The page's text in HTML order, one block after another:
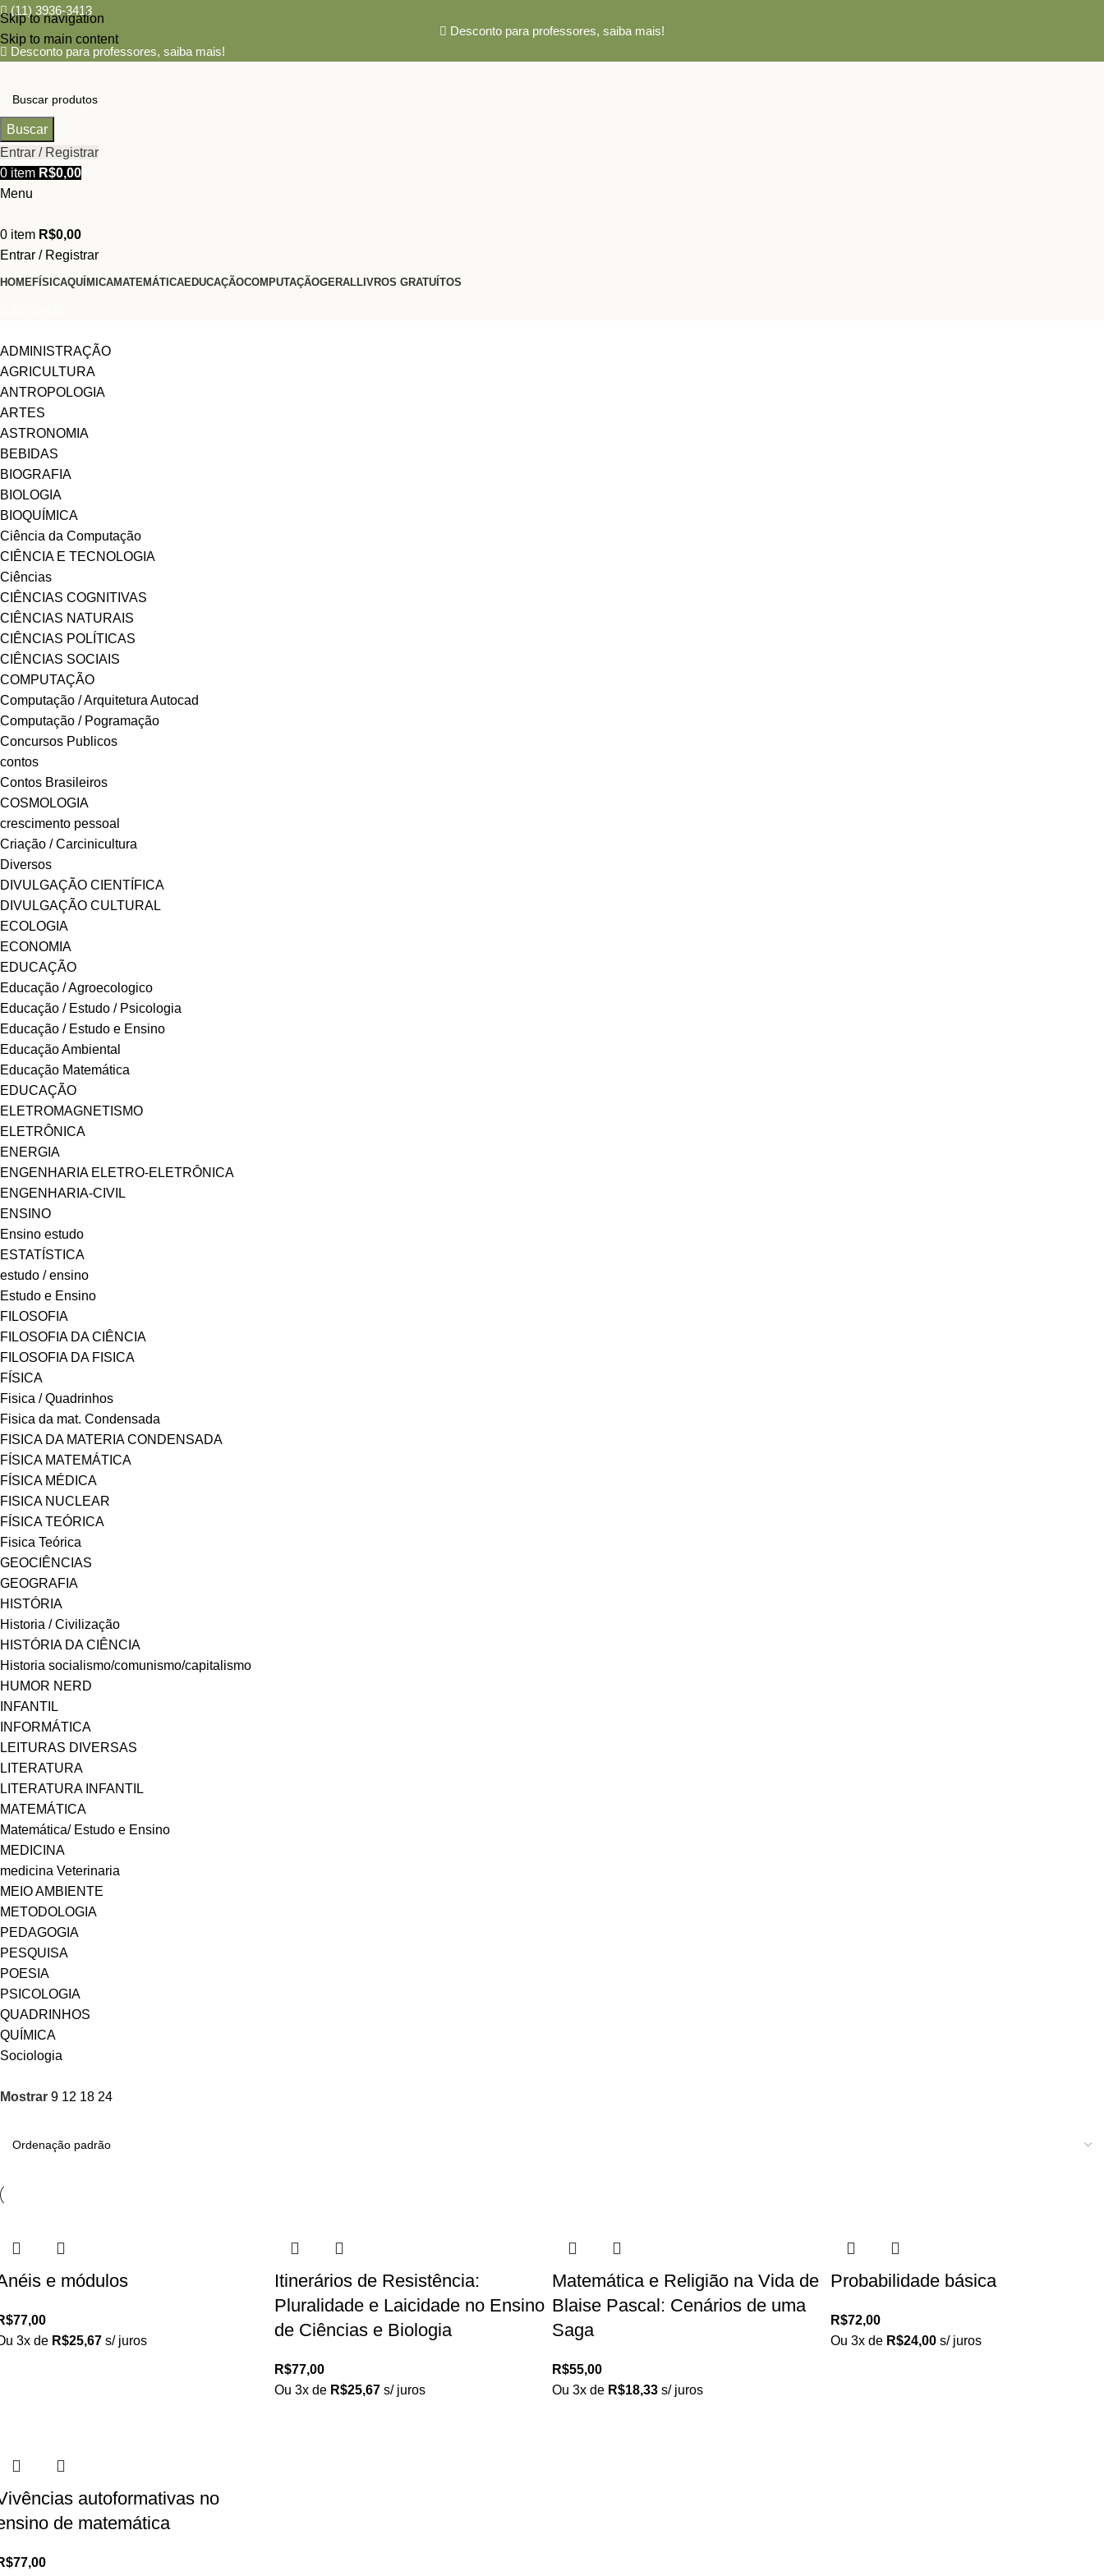
Skip to navigation
Skip to main content
(11) 3936-3413
Desconto para professores, saiba mais!
Desconto para professores, saiba mais!
Buscar
Entrar / Registrar
0 item R$0,00
Menu
0 item R$0,00
Entrar / Registrar
HOMEFÍSICAQUÍMICAMATEMÁTICAEDUCAÇÃOCOMPUTAÇÃOGERALLIVROS GRATUÍTOS
ADMINISTRAÇÃO
AGRICULTURA
ANTROPOLOGIA
ARTES
ASTRONOMIA
BEBIDAS
BIOGRAFIA
BIOLOGIA
BIOQUÍMICA
Ciência da Computação
CIÊNCIA E TECNOLOGIA
Ciências
CIÊNCIAS COGNITIVAS
CIÊNCIAS NATURAIS
CIÊNCIAS POLÍTICAS
CIÊNCIAS SOCIAIS
COMPUTAÇÃO
Computação / Arquitetura Autocad
Computação / Pogramação
Concursos Publicos
contos
Contos Brasileiros
COSMOLOGIA
crescimento pessoal
Criação / Carcinicultura
Diversos
DIVULGAÇÃO CIENTÍFICA
DIVULGAÇÃO CULTURAL
ECOLOGIA
ECONOMIA
EDUCAÇÃO
Educação / Agroecologico
Educação / Estudo / Psicologia
Educação / Estudo e Ensino
Educação Ambiental
Educação Matemática
EDUCAÇÃO
ELETROMAGNETISMO
ELETRÔNICA
ENERGIA
ENGENHARIA ELETRO-ELETRÔNICA
ENGENHARIA-CIVIL
ENSINO
Ensino estudo
ESTATÍSTICA
estudo / ensino
Estudo e Ensino
FILOSOFIA
FILOSOFIA DA CIÊNCIA
FILOSOFIA DA FISICA
FÍSICA
Fisica / Quadrinhos
Fisica da mat. Condensada
FISICA DA MATERIA CONDENSADA
FÍSICA MATEMÁTICA
FÍSICA MÉDICA
FISICA NUCLEAR
FÍSICA TEÓRICA
Fisica Teórica
GEOCIÊNCIAS
GEOGRAFIA
HISTÓRIA
Historia / Civilização
HISTÓRIA DA CIÊNCIA
Historia socialismo/comunismo/capitalismo
HUMOR NERD
INFANTIL
INFORMÁTICA
LEITURAS DIVERSAS
LITERATURA
LITERATURA INFANTIL
MATEMÁTICA
Matemática/ Estudo e Ensino
MEDICINA
medicina Veterinaria
MEIO AMBIENTE
METODOLOGIA
PEDAGOGIA
PESQUISA
POESIA
PSICOLOGIA
QUADRINHOS
QUÍMICA
Sociologia
Mostrar 9 12 18 24
e módulos
77,00
3x de R$25,67 s/ juros
Itinerários de Resistência:
Pluralidade e Laicidade no Ensino
de Ciências e Biologia
R$77,00
Ou 3x de R$25,67 s/ juros
Matemática e Religião na Vida de
Blaise Pascal: Cenários de uma
Saga
R$55,00
Ou 3x de R$18,33 s/ juros
Probabilidade básica
R$72,00
Ou 3x de R$24,00 s/ juros
autoformativas no
de matemática
77,00